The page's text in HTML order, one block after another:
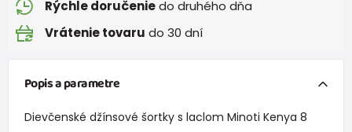
Rýchle doručeniedo druhého dňa
Vrátenie tovaru do 30 dní
Popis a parametre
Dievčenské džínsové šortky s laclom Minoti Kenya 8